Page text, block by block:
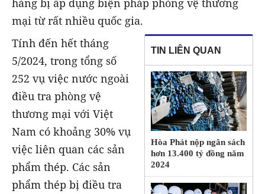
mại từ rất nhiều quốc gia.
TIN LIÊN QUAN
Hòa Phát nộp ngân sách
hơn 13.400 tỷ đồng năm
2024
Tính đến hết tháng
5/2024, trong tổng số
252 vụ việc nước ngoài
điều tra phòng vệ
thương mại với Việt
Nam có khoảng 30% vụ
việc liên quan các sản
phẩm thép. Các sản
phẩm thép bị điều tra